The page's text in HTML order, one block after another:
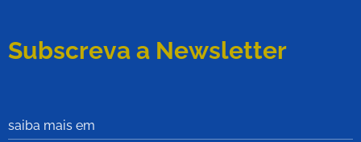
Subscreva a Newsletter
saiba mais em